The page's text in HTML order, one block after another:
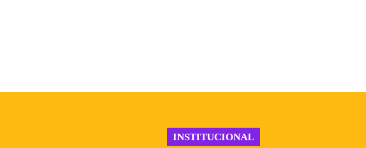
INSTITUCIONAL